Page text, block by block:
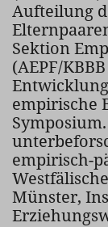
Aufteilung
Sektion
(AEPF/
empirische
empirisch-
Münster,